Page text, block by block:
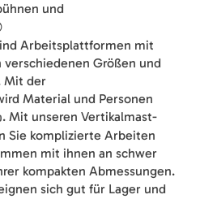
und
Arbeitsplattformen mit
Größen und
Mit der
Material und Personen
. Mit unseren Vertikalmast-
Sie komplizierte Arbeiten
mit ihnen an schwer
kompakten Abmessungen.
sich gut für Lager und